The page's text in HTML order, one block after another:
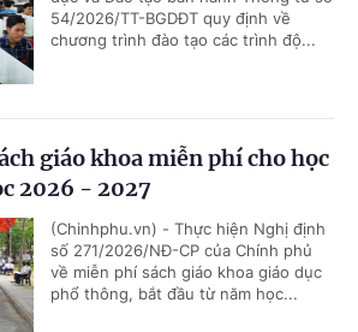
54/2026/TT-BGDĐT quy định về
chương trình đào tạo các trình độ...
giáo khoa miễn phí cho học
2026 - 2027
(Chinhphu.vn) - Thực hiện Nghị định
số 271/2026/NĐ-CP của Chính phủ
về miễn phí sách giáo khoa giáo dục
phổ thông, bắt đầu từ năm học...